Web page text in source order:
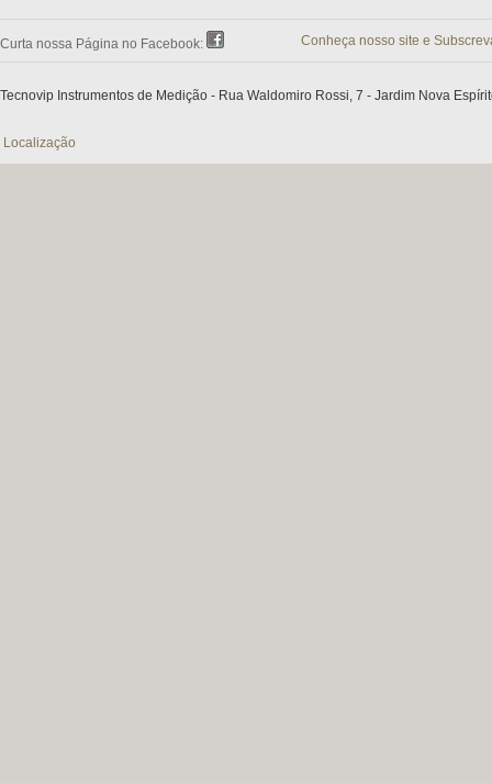
Curta nossa Página no Facebook: Conheça nosso site e
Tecnovip Instrumentos de Medição - Rua Waldomiro Rossi, 7 - Jardim Nova
Localização